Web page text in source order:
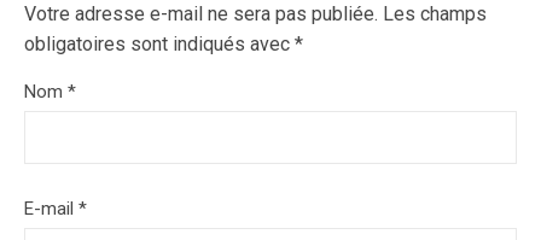
Votre adresse e-mail ne sera pas publiée. Les champs
obligatoires sont indiqués avec *
Nom *
E-mail *